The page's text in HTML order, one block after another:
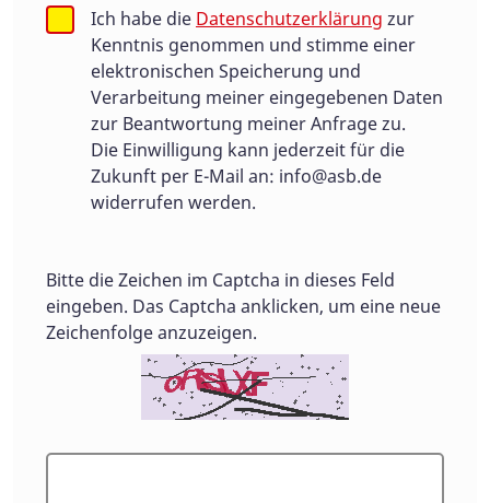
Ich habe die Datenschutzerklärung zur
Kenntnis genommen und stimme einer
elektronischen Speicherung und
Verarbeitung meiner eingegebenen Daten
zur Beantwortung meiner Anfrage zu.
Die Einwilligung kann jederzeit für die
Zukunft per E-Mail an: info@asb.de
widerrufen werden.
Bitte die Zeichen im Captcha in dieses Feld
eingeben. Das Captcha anklicken, um eine neue
Zeichenfolge anzuzeigen.